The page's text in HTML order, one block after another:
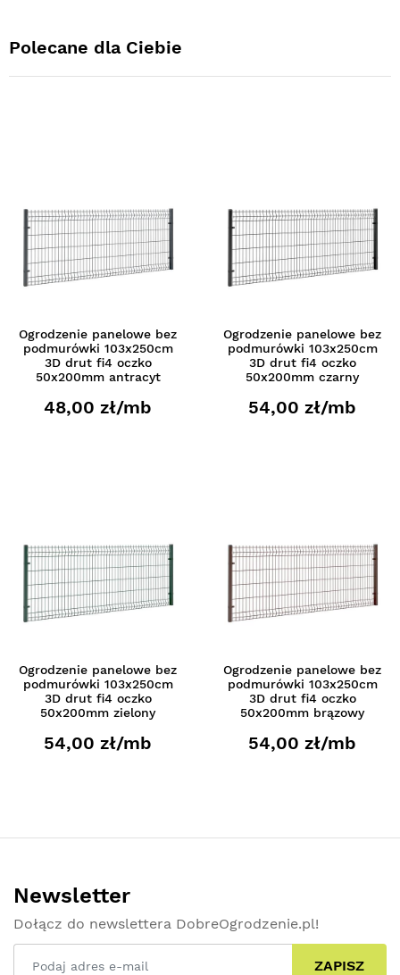
Polecane dla Ciebie
Ogrodzenie panelowe bez
podmurówki 103x250cm
3D drut fi4 oczko
50x200mm antracyt
48,00 zł/mb
Ogrodzenie panelowe bez
podmurówki 103x250cm
3D drut fi4 oczko
50x200mm czarny
54,00 zł/mb
Ogrodzenie panelowe bez
podmurówki 103x250cm
3D drut fi4 oczko
50x200mm zielony
54,00 zł/mb
Ogrodzenie panelowe bez
podmurówki 103x250cm
3D drut fi4 oczko
50x200mm brązowy
54,00 zł/mb
Newsletter
Dołącz do newslettera DobreOgrodzenie.pl!
ZAPISZ